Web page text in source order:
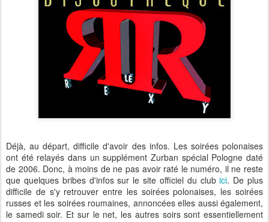
Déjà, au départ, difficile d'avoir des infos. Les soirées polonaises
ont été relayés dans un supplément Zurban spécial Pologne daté
de 2006. Donc, à moins de ne pas avoir raté le numéro, il ne reste
que quelques bribes d'infos sur le site officiel du clubici. De plus
difficile de s'y retrouver entre les soirées polonaises, les soirées
russes et les soirées roumaines, annoncées elles aussi également,
le samedi soir. Et sur le net, les autres soirs sont essentiellement